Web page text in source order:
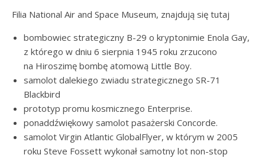
Filia National Air and Space Museum, znajdują się tutaj
bombowiec strategiczny B-29 o kryptonimie Enola Gay,
z którego w dniu 6 sierpnia 1945 roku zrzucono
na Hiroszimę bombę atomową Little Boy.
samolot dalekiego zwiadu strategicznego SR-71
Blackbird
prototyp promu kosmicznego Enterprise.
ponaddźwiękowy samolot pasażerski Concorde.
samolot Virgin Atlantic GlobalFlyer, w którym w 2005
roku Steve Fossett wykonał samotny lot non-stop